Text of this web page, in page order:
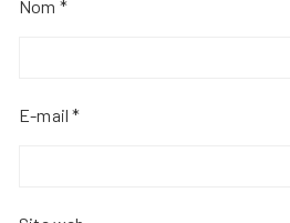
Nom *
E-mail*